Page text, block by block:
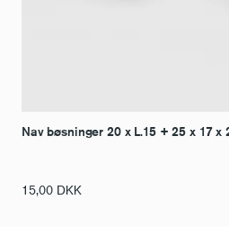
Nav bøsninger 20 x L.15 + 25 x 17 x
15,00 DKK